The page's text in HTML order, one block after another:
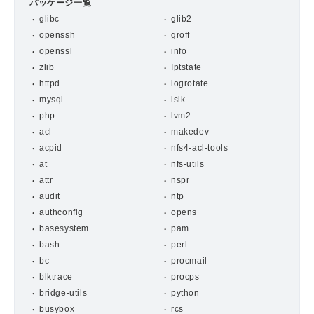
パッケージ一覧
glibc
openssh
openssl
zlib
httpd
mysql
php
acl
acpid
at
attr
audit
authconfig
basesystem
bash
bc
blktrace
bridge-utils
busybox
glib2
groff
info
Iptstate
logrotate
lslk
lvm2
makedev
nfs4-acl-tools
nfs-utils
nspr
ntp
opens
pam
perl
procmail
procps
python
rcs